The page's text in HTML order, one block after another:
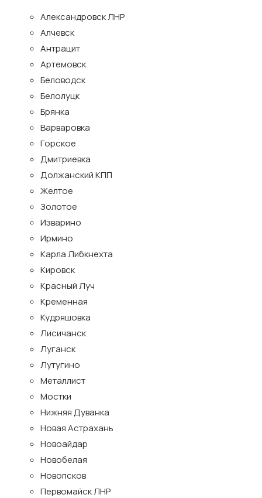
Александровск ЛНР
Алчевск
Антрацит
Артемовск
Беловодск
Белолуцк
Брянка
Варваровка
Горское
Дмитриевка
Должанский КПП
Желтое
Золотое
Изварино
Ирмино
Карла Либкнехта
Кировск
Красный Луч
Кременная
Кудряшовка
Лисичанск
Луганск
Лутугино
Металлист
Мостки
Нижняя Дуванка
Новая Астрахань
Новоайдар
Новобелая
Новопсков
Первомайск ЛНР